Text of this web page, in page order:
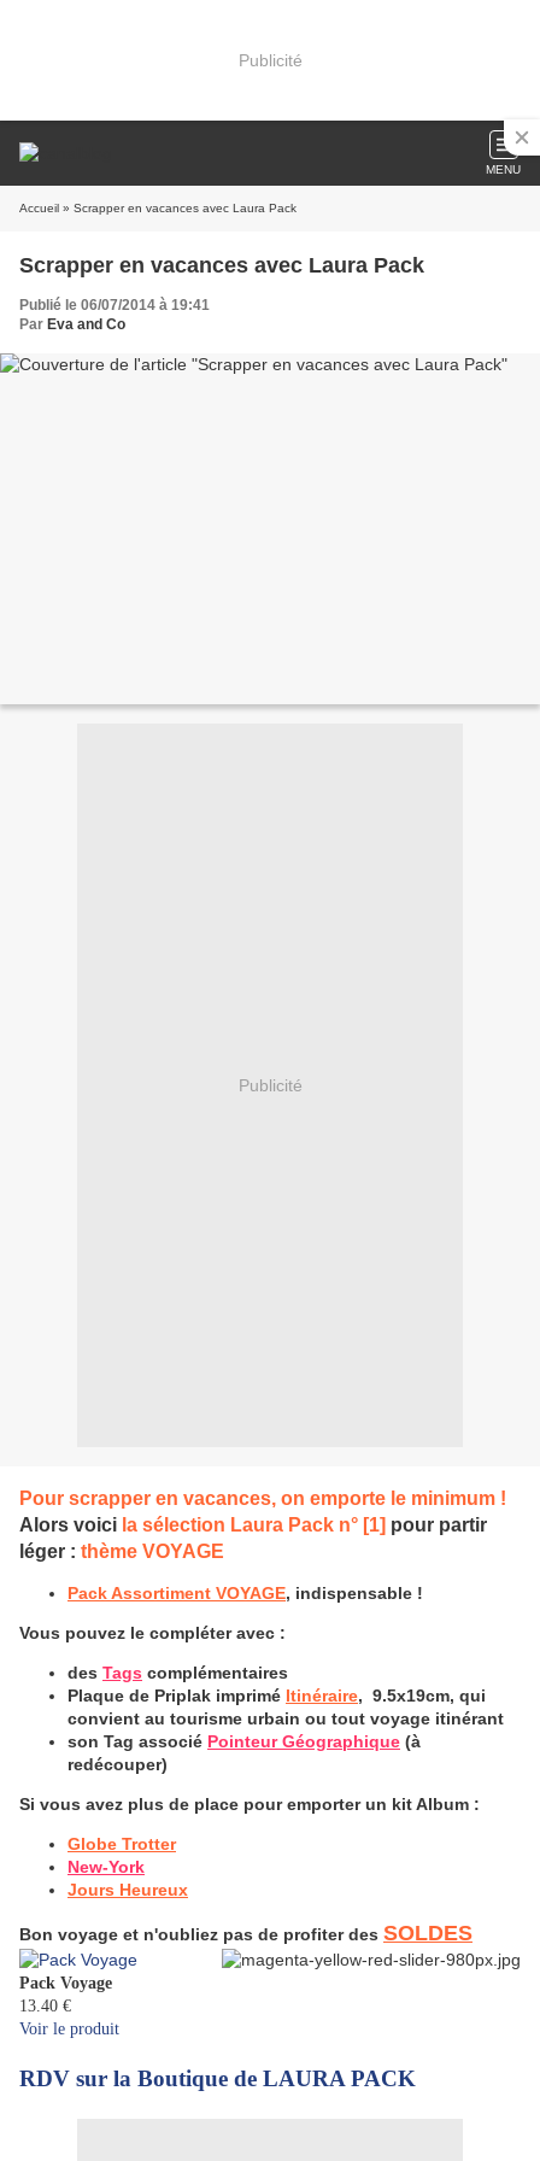
Publicité
MENU
Accueil » Scrapper en vacances avec Laura Pack
Scrapper en vacances avec Laura Pack
Publié le 06/07/2014 à 19:41
Par Eva and Co
Publicité
Pour scrapper en vacances, on emporte le minimum !
Alors voici la sélection Laura Pack n° [1] pour partir
léger : thème VOYAGE
Pack Assortiment VOYAGE, indispensable !
Vous pouvez le compléter avec :
des Tags complémentaires
Plaque de Priplak imprimé Itinéraire, 9.5x19cm, qui
convient au tourisme urbain ou tout voyage itinérant
son Tag associé Pointeur Géographique (à
redécouper)
Si vous avez plus de place pour emporter un kit Album :
Globe Trotter
New-York
Jours Heureux
Bon voyage et n'oubliez pas de profiter des SOLDES
Pack Voyage
13.40 €
Voir le produit
RDV sur la Boutique de LAURA PACK